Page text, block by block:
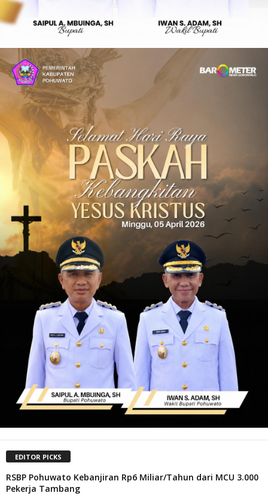
EDITOR PICKS
RSBP Pohuwato Kebanjiran Rp6 Miliar/Tahun dari MCU 3.000
Pekerja Tambang